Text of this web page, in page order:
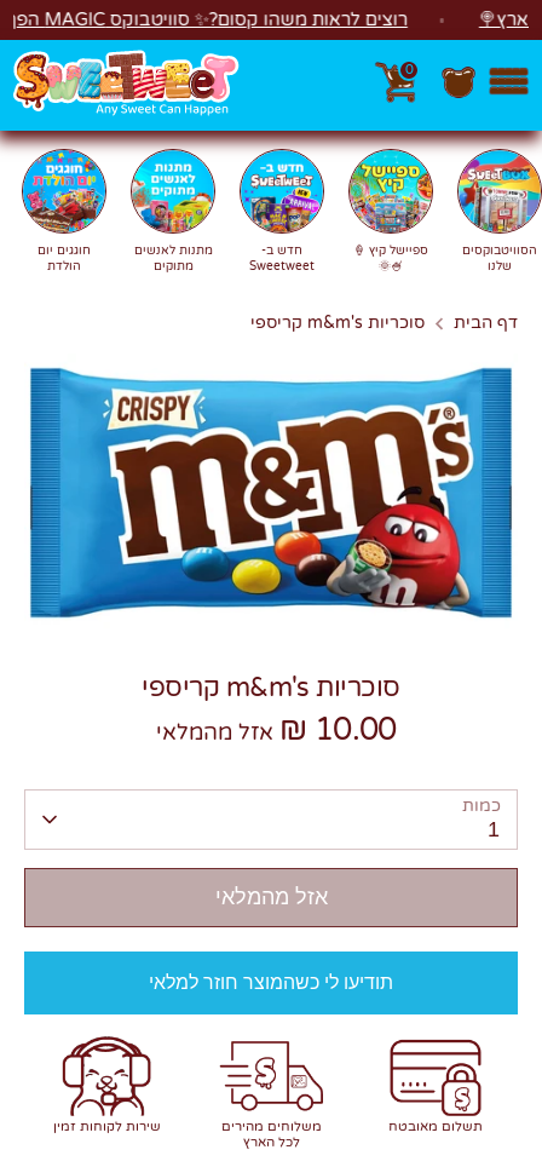
דלג רוצים לראות משהו קסום?✨ סוויטבוקס MAGIC הפך ל"מכונת משחקים"! 🎁🕹️
0
חפשחיפוש
הסוויטבוקסים
שלנו
ספיישל קיץ 🍦
🍧🌞
חדש ב-
Sweetweet
מתנות לאנשים
מתוקים
חוגגים יום
הולדת
דף הבית סוכריות m&m's קריספי
סוכריות m&m's קריספי
10.00 ₪ אזל מהמלאי
כמות
1
אזל מהמלאי
תודיעו לי כשהמוצר חוזר למלאי
תשלום מאובטח
משלוחים מהירים
לכל הארץ
שירות לקוחות זמין